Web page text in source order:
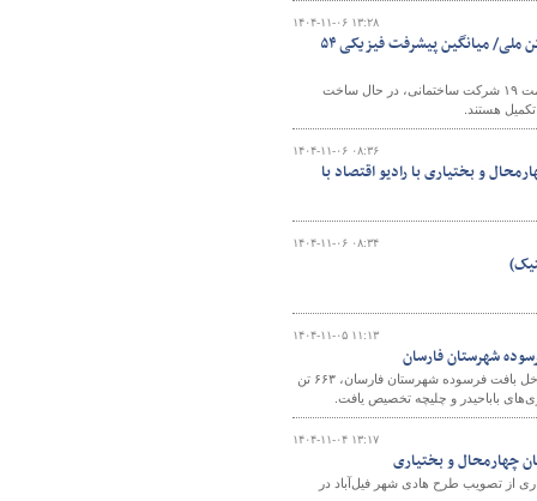
۱۴۰۴-۱۱-۰۶ ۱۳:۲۸
محله ۴۰ منظریه شهرکرد در استان چهارمحال و بختیاری، میزبان ۳۴۵۲ واحد مسکن ملی/ میانگین پیشرفت فیزیکی ۵۴
مدیرکل راه و شهرسازی استان چهارمحال و بختیاری گفت: محله ۴۰ منظریه شهرکرد با همت ۱۹ شرکت ساختمانی، در حال ساخت
۱۴۰۴-۱۱-۰۶ ۰۸:۳۶
و بختیاری با رادیو اقتصاد با
۱۴۰۴-۱۱-۰۶ ۰۸:۳۴
۱۴۰۴-۱۱-۰۵ ۱۱:۱۳
مدیرکل راه و شهرسازی چهارمحال و بختیاری گفت: با هدف ساماندهی و بهسازی معابر داخل بافت فرسوده شهرستان فارسان، ۶۶۳ تن
۱۴۰۴-۱۱-۰۴ ۱۳:۱۷
چهارمحال و بختیاری
از تصویب طرح هادی شهر فیل‌آباد در